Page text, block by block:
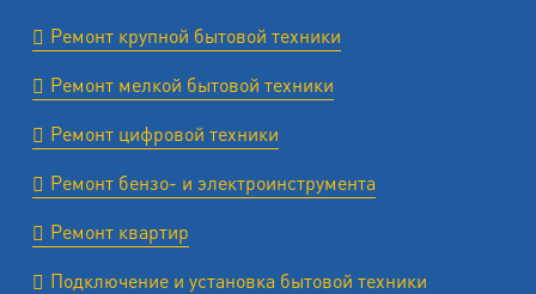
Ремонт крупной бытовой техники
Ремонт мелкой бытовой техники
Ремонт цифровой техники
Ремонт бензо- и электроинструмента
Ремонт квартир
Подключение и установка бытовой техники